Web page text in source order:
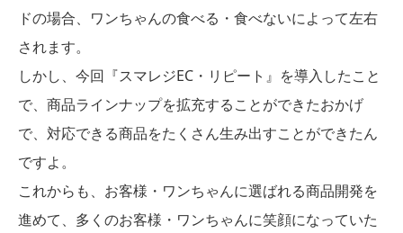
ドの場合、ワンちゃんの食べる・食べないによって左右
されます。
しかし、今回『スマレジEC・リピート』を導入したこと
で、商品ラインナップを拡充することができたおかげ
で、対応できる商品をたくさん生み出すことができたん
ですよ。
これからも、お客様・ワンちゃんに選ばれる商品開発を
進めて、多くのお客様・ワンちゃんに笑顔になっていた